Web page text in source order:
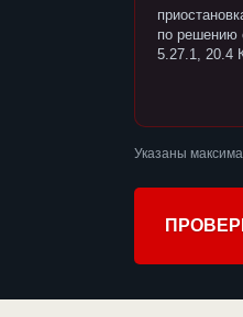
по решению
5.27.1, 20.4
Указаны